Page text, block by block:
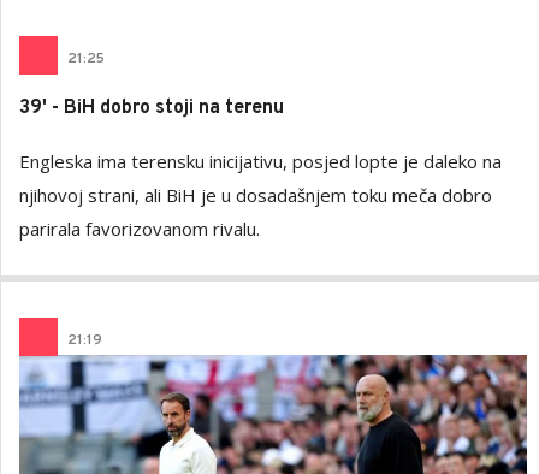
21:25
39' - BiH dobro stoji na terenu
Engleska ima terensku inicijativu, posjed lopte je daleko na
njihovoj strani, ali BiH je u dosadašnjem toku meča dobro
parirala favorizovanom rivalu.
21:19